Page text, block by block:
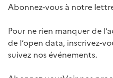
Abonnez-vous à notre
Pour ne rien manquer de
de l’open data, inscrivez-
suivez nos événements.